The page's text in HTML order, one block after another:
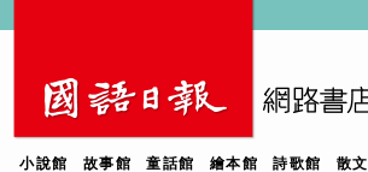
小說館 故事館 童話館 繪本館 詩歌館 散